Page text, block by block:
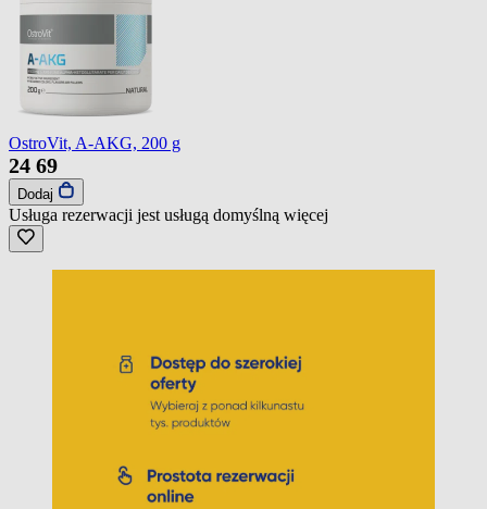
OstroVit, A-AKG, 200 g
24 69
Dodaj
Usługa rezerwacji jest usługą domyślną więcej